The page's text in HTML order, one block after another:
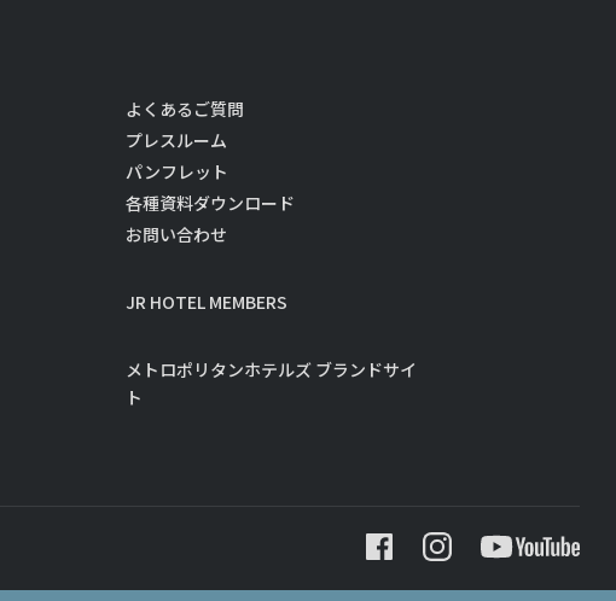
よくあるご質問
プレスルーム
パンフレット
各種資料ダウンロード
お問い合わせ
JR HOTEL MEMBERS
メトロポリタンホテルズ ブランドサイ
ト